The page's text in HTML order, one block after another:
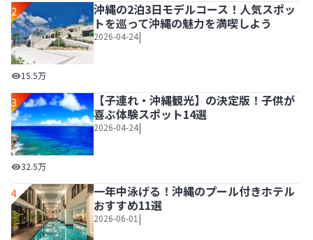
2
沖縄の2泊3日モデルコース！人気スポットを巡って沖縄の
15.5万
沖縄の2泊3日モデルコース！人気スポッ
トを巡って沖縄の魅力を満喫しよう
2026-04-24|
3
【子連れ・沖縄観光】の決定版！子供が喜ぶ体験スポット
32.5万
【子連れ・沖縄観光】の決定版！子供が
喜ぶ体験スポット14選
2026-04-24|
4
一年中泳げる！沖縄のプール付きホテル
おすすめ11選
2026-06-01 |